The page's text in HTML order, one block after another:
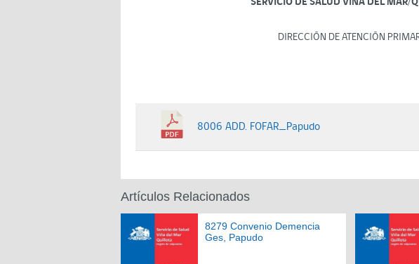
DIRECCIÓN DE ATENCIÓN
8006 ADD. FOFAR_Papudo
Artículos Relacionados
8279 Convenio Demencia
Ges, Papudo